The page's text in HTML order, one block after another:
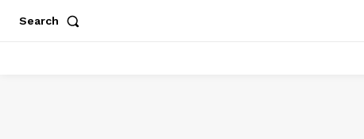
Search